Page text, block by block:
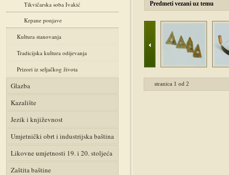
Tikvičarska soba Ivakić
Krpane ponjave
Kultura stanovanja
Tradicijska kultura odijevanja
Prizori iz seljačkog života
Glazba
Kazalište
Jezik i književnost
Umjetnički obrt i industrijska baština
Likovne umjetnosti 19. i 20. stoljeća
Zaštita baštine
Predmeti vezani uz temu
stranica 1 od 2